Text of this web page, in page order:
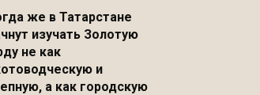
же в Татарстане
изучать Золотую
не как
и
а как городскую